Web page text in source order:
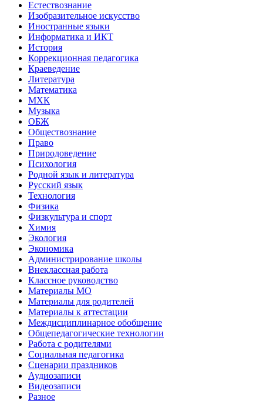
Естествознание
Изобразительное искусство
Иностранные языки
Информатика и ИКТ
История
Коррекционная педагогика
Краеведение
Литература
Математика
МХК
Музыка
ОБЖ
Обществознание
Право
Природоведение
Психология
Родной язык и литература
Русский язык
Технология
Физика
Физкультура и спорт
Химия
Экология
Экономика
Администрирование школы
Внеклассная работа
Классное руководство
Материалы МО
Материалы для родителей
Материалы к аттестации
Междисциплинарное обобщение
Общепедагогические технологии
Работа с родителями
Социальная педагогика
Сценарии праздников
Аудиозаписи
Видеозаписи
Разное